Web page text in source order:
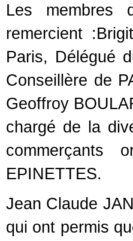
Les membres
remercient
Paris, Délégué
Conseillère de
Geoffroy
chargé de la
commerçants
EPINETTES.
Jean Claude
qui ont permis